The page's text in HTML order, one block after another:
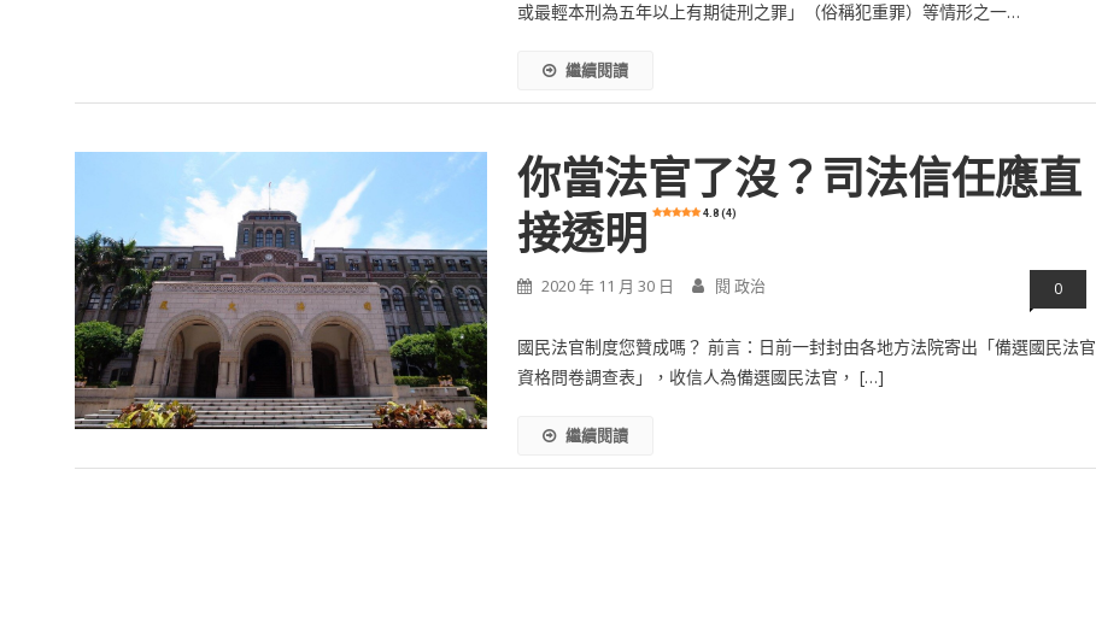
或最輕本刑為五年以上有期徒刑之罪」（俗稱犯重罪）等情形之一…
繼續閱讀
你當法官了沒？司法信任應直
接透明
4.8 (4)
2020 年 11 月 30 日 閱 政治 0
國民法官制度您贊成嗎？ 前言：日前一封封由各地方法院寄出「備選國民法官
資格問卷調查表」，收信人為備選國民法官， […]
繼續閱讀